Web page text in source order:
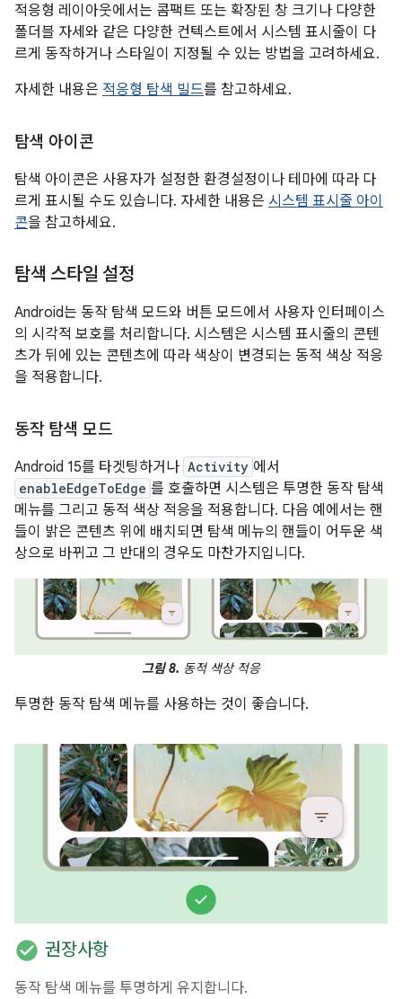
적응형 레이아웃에서는 콤팩트 또는 확장된 창 크기나 다양한
폴더블 자세와 같은 다양한 컨텍스트에서 시스템 표시줄이 다
르게 동작하거나 스타일이 지정될 수 있는 방법을 고려하세요.
자세한 내용은 적응형 탐색 빌드를 참고하세요.
탐색 아이콘
탐색 아이콘은 사용자가 설정한 환경설정이나 테마에 따라 다
르게 표시될 수도 있습니다. 자세한 내용은 시스템 표시줄 아이
콘을 참고하세요.
탐색 스타일 설정
Android는 동작 탐색 모드와 버튼 모드에서 사용자 인터페이스
의 시각적 보호를 처리합니다. 시스템은 시스템 표시줄의 콘텐
츠가 뒤에 있는 콘텐츠에 따라 색상이 변경되는 동적 색상 적응
을 적용합니다.
동작 탐색 모드
Android 15를 타겟팅하거나 Activity 에서
enableEdgeToEdge 를 호출하면 시스템은 투명한 동작 탐색
메뉴를 그리고 동적 색상 적응을 적용합니다. 다음 예에서는 핸
들이 밝은 콘텐츠 위에 배치되면 탐색 메뉴의 핸들이 어두운 색
상으로 바뀌고 그 반대의 경우도 마찬가지입니다.
그림 8. 동적 색상 적응
투명한 동작 탐색 메뉴를 사용하는 것이 좋습니다.
check_circle 권장사항
동작 탐색 메뉴를 투명하게 유지합니다.